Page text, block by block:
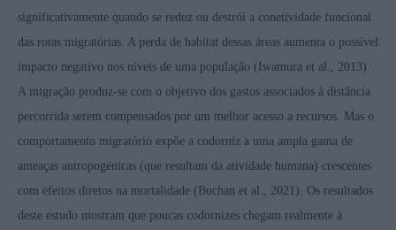
significativamente quando se reduz ou destrói a conetividade funcional
das rotas migratórias. A perda de habitat dessas áreas aumenta o possível
impacto negativo nos níveis de uma população (Iwamura et al., 2013).
A migração produz-se com o objetivo dos gastos associados à distância
percorrida serem compensados por um melhor acesso a recursos. Mas o
comportamento migratório expõe a codorniz a uma ampla gama de
ameaças antropogénicas (que resultam da atividade humana) crescentes
com efeitos diretos na mortalidade (Buchan et al., 2021). Os resultados
deste estudo mostram que poucas codornizes chegam realmente à